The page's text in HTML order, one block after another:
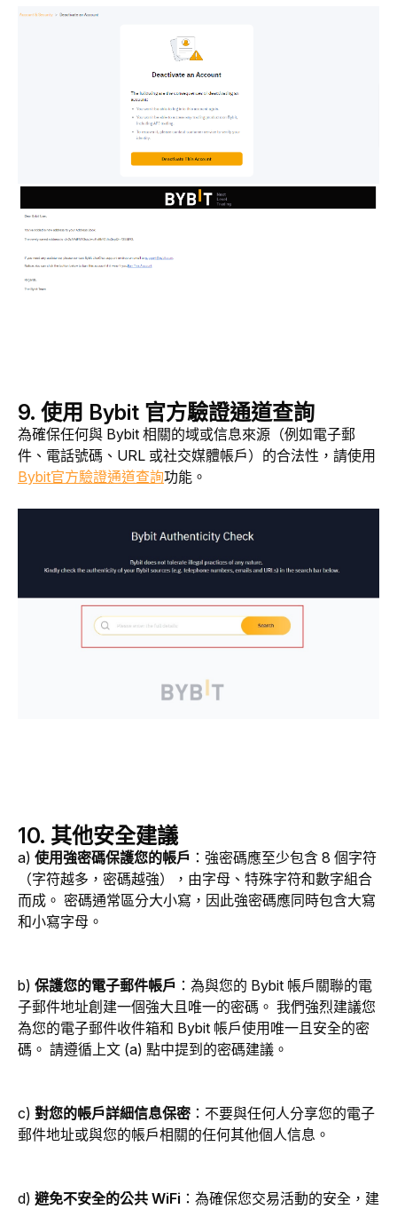
9. 使用 Bybit 官方驗證通道查詢
為確保任何與 Bybit 相關的域或信息來源（例如電子郵
件、電話號碼、URL 或社交媒體帳戶）的合法性，請使用
Bybit官方驗證通道查詢功能。
10. 其他安全建議
a) 使用強密碼保護您的帳戶 ：強密碼應至少包含 8 個字符
（字符越多，密碼越強），由字母、特殊字符和數字組合
而成。 密碼通常區分大小寫，因此強密碼應同時包含大寫
和小寫字母。
b) 保護您的電子郵件帳戶 ：為與您的 Bybit 帳戶關聯的電
子郵件地址創建一個強大且唯一的密碼。 我們強烈建議您
為您的電子郵件收件箱和 Bybit 帳戶使用唯一且安全的密
碼。 請遵循上文 (a) 點中提到的密碼建議。
c) 對您的帳戶詳細信息保密 ：不要與任何人分享您的電子
郵件地址或與您的帳戶相關的任何其他個人信息。
d) 避免不安全的公共 WiFi ：為確保您交易活動的安全，建